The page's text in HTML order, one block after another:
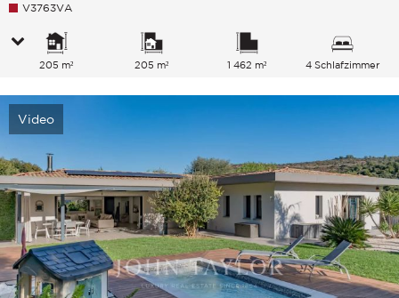
V3763VA
205 m² 205 m² 1 462 m² 4 Schlafzimmer
Video